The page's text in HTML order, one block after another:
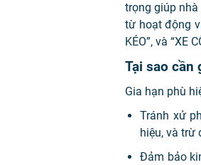
trọng giúp
từ hoạt động
KÉO”, và “XE
Tại sao cần
Gia hạn phù
Tránh xử
hiệu, và trừ
Đảm bảo